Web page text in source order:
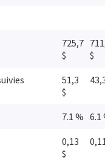
725,7
$
$
51,3
$
7.1 % 6.1
0,13
$